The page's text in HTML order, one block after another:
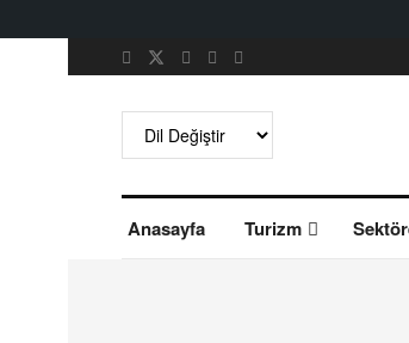
Anasayfa Turizm